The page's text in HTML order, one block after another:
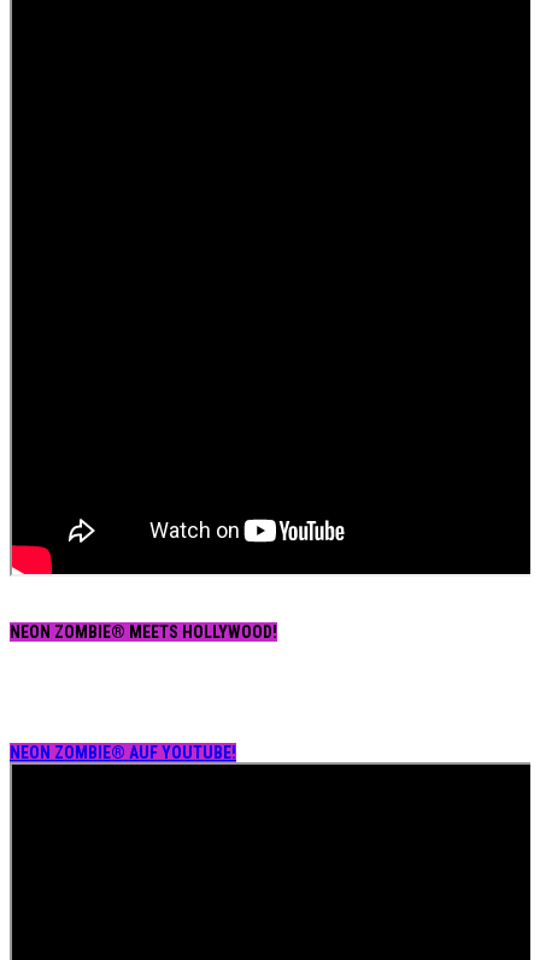
NEON ZOMBIE® MEETS HOLLYWOOD!
NEON ZOMBIE® AUF YOUTUBE!